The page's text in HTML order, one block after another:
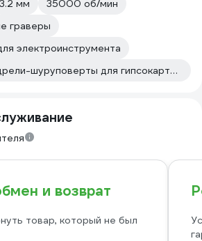
3.2 мм
35000 об/мин
граверы
электроинструмента
Аккумуляторные дрели-шуруповерты для гипсокартона Bosch
и возврат
товар, который не был